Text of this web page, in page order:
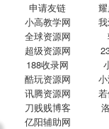
申请友链
小高教学网
全球资源网
超级资源网
188收录网
酷玩资源网
讯腾资源网
刀贱贱博客
亿阳辅助网